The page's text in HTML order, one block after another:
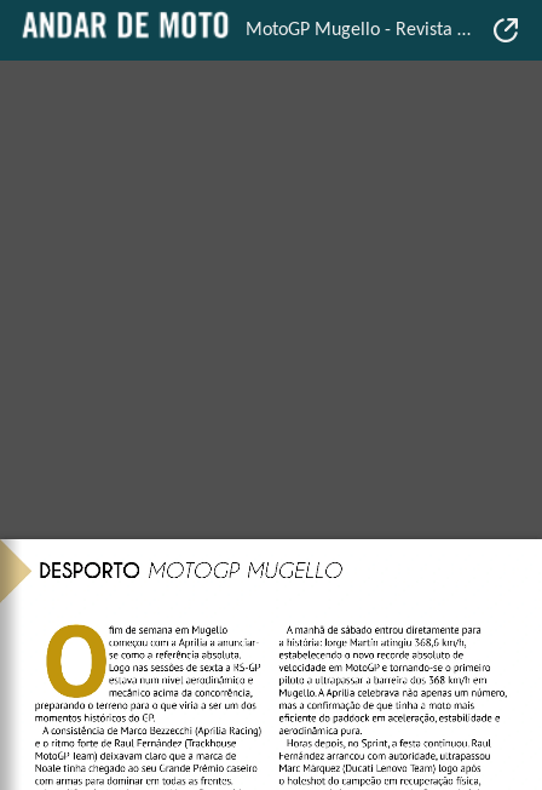
MotoGP Mugello - Revista Mensal - Andar de Moto